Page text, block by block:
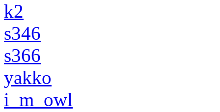
k2
s346
s366
yakko
i_m_owl